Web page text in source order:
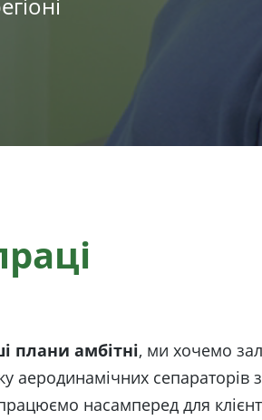
плани амбітні, ми хочемо
аеродинамічних сепараторів
насамперед для